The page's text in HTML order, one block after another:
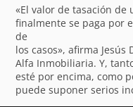
«El valor de tasación de
finalmente se paga por
de
los casos», afirma
Alfa Inmobiliaria. Y,
esté por encima, como
puede suponer serios